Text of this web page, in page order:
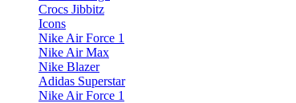
Crocs Jibbitz
Icons
Nike Air Force 1
Nike Air Max
Nike Blazer
Adidas Superstar
Nike Air Force 1